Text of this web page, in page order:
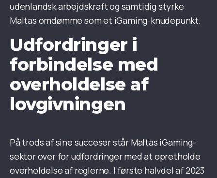
udenlandsk arbejdskraft og samtidig styrke
Maltas omdømme som et iGaming-knudepunkt.
Udfordringer i
forbindelse med
overholdelse af
lovgivningen
På trods af sine succeser står Maltas iGaming-
sektor over for udfordringer med at opretholde
overholdelse af reglerne. I første halvdel af 2023